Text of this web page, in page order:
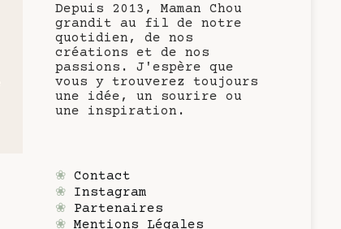
Depuis 2013, Maman Chou
grandit au fil de notre
quotidien, de nos
créations et de nos
passions. J'espère que
vous y trouverez toujours
une idée, un sourire ou
une inspiration.
❀ Contact
❀ Instagram
❀ Partenaires
❀ Mentions Légales